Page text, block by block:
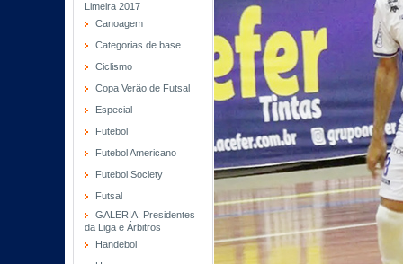
Limeira 2017
Canoagem
Categorias de base
Ciclismo
Copa Verão de Futsal
Especial
Futebol
Futebol Americano
Futebol Society
Futsal
GALERIA: Presidentes
da Liga e Árbitros
Handebol